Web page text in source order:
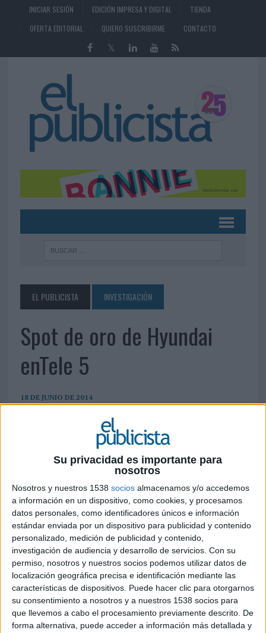
Su privacidad es importante para
nosotros
Nosotros y nuestros 1538 socios almacenamos y/o accedemos
a información en un dispositivo, como cookies, y procesamos
datos personales, como identificadores únicos e información
estándar enviada por un dispositivo para publicidad y contenido
personalizado, medición de publicidad y contenido,
investigación de audiencia y desarrollo de servicios. Con su
permiso, nosotros y nuestros socios podemos utilizar datos de
localización geográfica precisa e identificación mediante las
características de dispositivos. Puede hacer clic para otorgarnos
su consentimiento a nosotros y a nuestros 1538 socios para
que llevemos a cabo el procesamiento previamente descrito. De
forma alternativa, puede acceder a información más detallada y
INICIAR SESIÓN EDICIÓN IMPRESA Y DIGITAL
TIENDA
OFERTA EDITORIAL
QUIERO SUSCRIBIRME CONTACTO
EL PUBLICISTA INVESTIGACIÓN
Spot de oro de Hyundai
enTele 5
18 DE JUNIO DE 2014
Fuente: OMD/Kantar